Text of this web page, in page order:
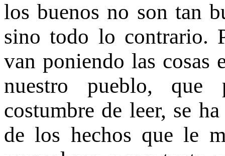
los buenos no son tan
sino todo lo contrario.
van poniendo las cosas
nuestro pueblo,
costumbre de leer, se
de los hechos que le